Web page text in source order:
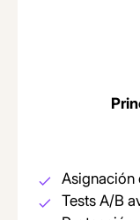
Asignación
Tests A/B